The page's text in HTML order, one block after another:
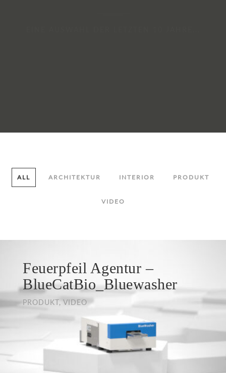
ALL ARCHITEKTUR INTERIOR PRODUKT
VIDEO
Feuerpfeil Agentur –
BlueCatBio_Bluewasher
PRODUKT, VIDEO